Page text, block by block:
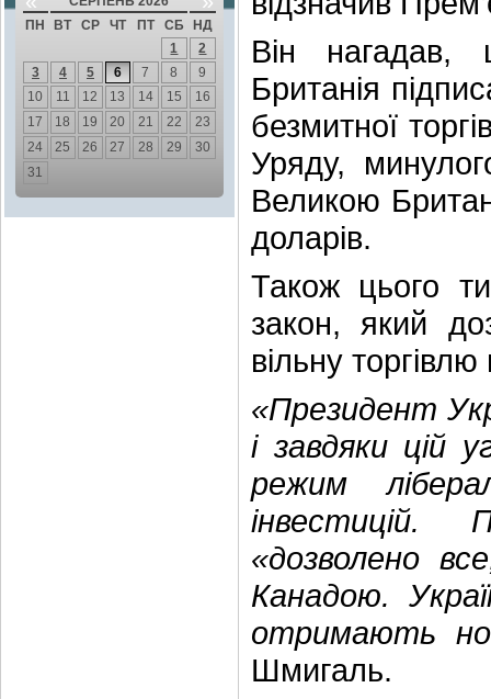
ПН ВТ СР ЧТ ПТ СБ
НД
1
2
3
4 5 6 7 8
9
10
11 12 13 14 15
16
17
18 19 20 21 22
23
24
25 26 27 28 29
30
31
Він нагадав,
Британія
безмитної
Уряду,
Великою
доларів.
Також цього
закон, який
вільну
«Президент
і завдяки цій
режим
«дозволено
Канадою.
отримають
Шмигаль.